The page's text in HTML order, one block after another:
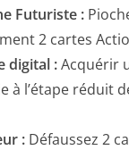
Futuriste :
2 cartes
digital :Acquérir
à l’étape réduit
: Défaussez 2